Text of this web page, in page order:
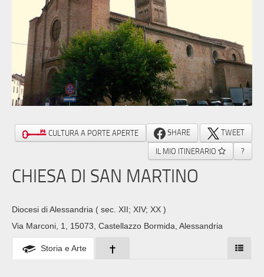
CULTURA A PORTE APERTE SHARE
TWEET
IL MIO ITINERARIO
?
CHIESA DI SAN MARTINO
Diocesi di Alessandria ( sec. XII; XIV; XX )
Via Marconi, 1, 15073, Castellazzo Bormida, Alessandria
Storia e Arte